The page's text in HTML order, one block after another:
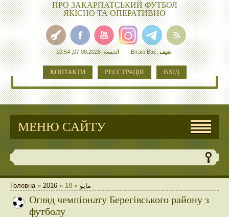
ПРО ЗАКАРПАТСЬКИЙ ФУТБОЛ
ЯКІСНО ТА ОПЕРАТИВНО
الجمعة, 07.08.2026, 10:54 Вітаю Вас,ضيف!
КОНТАКТИ РЕЄСТРАЦІЯ ВХІД
МЕНЮ САЙТУ
Головна» 2016 » مايو »
18
Огляд чемпіонату Берегівського району з
футболу